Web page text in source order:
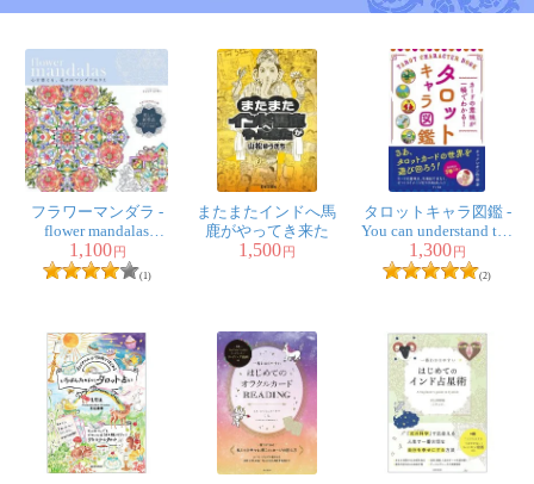
フラワーマンダラ -
flower mandalas
Coloring mandala of
flowers to prepare your
1,100円
(1)
またまたインドへ馬
鹿がやってき来た
1,500円
タロットキャラ図鑑 -
You can understand the
meaning of the card in
an instant! Tarot
1,300円
(2)